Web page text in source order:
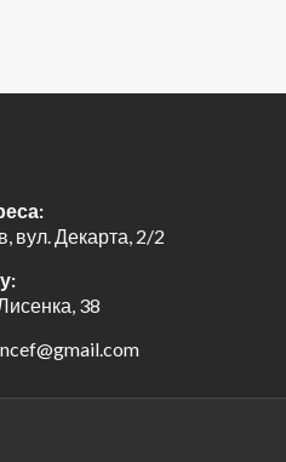
вул. Декарта, 2/2
38